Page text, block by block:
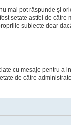
mai pot răspunde şi
setate astfel de către
subiecte doar
cu mesaje pentru a
de către